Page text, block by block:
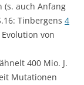
(s. auch Anfang
Tinbergens 4
von
400 Mio. J.
Mutationen